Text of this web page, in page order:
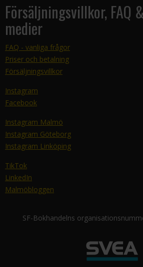
Försäljningsvillkor, FAQ
medier
FAQ - vanliga frågor
Priser och betalning
Försäljningsvillkor
Instagram
Facebook
Instagram Malmö
Instagram Göteborg
Instagram Linköping
TikTok
LinkedIn
Malmöbloggen
SF-Bokhandelns